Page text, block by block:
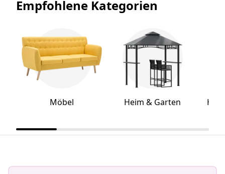
Empfohlene Kategorien
Möbel Heim & Garten